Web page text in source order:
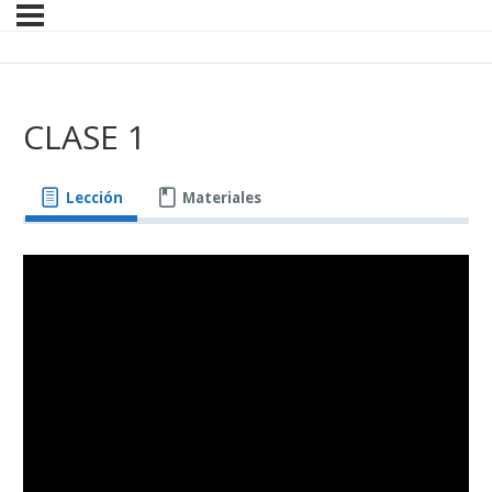
CLASE 1
Lección Materiales